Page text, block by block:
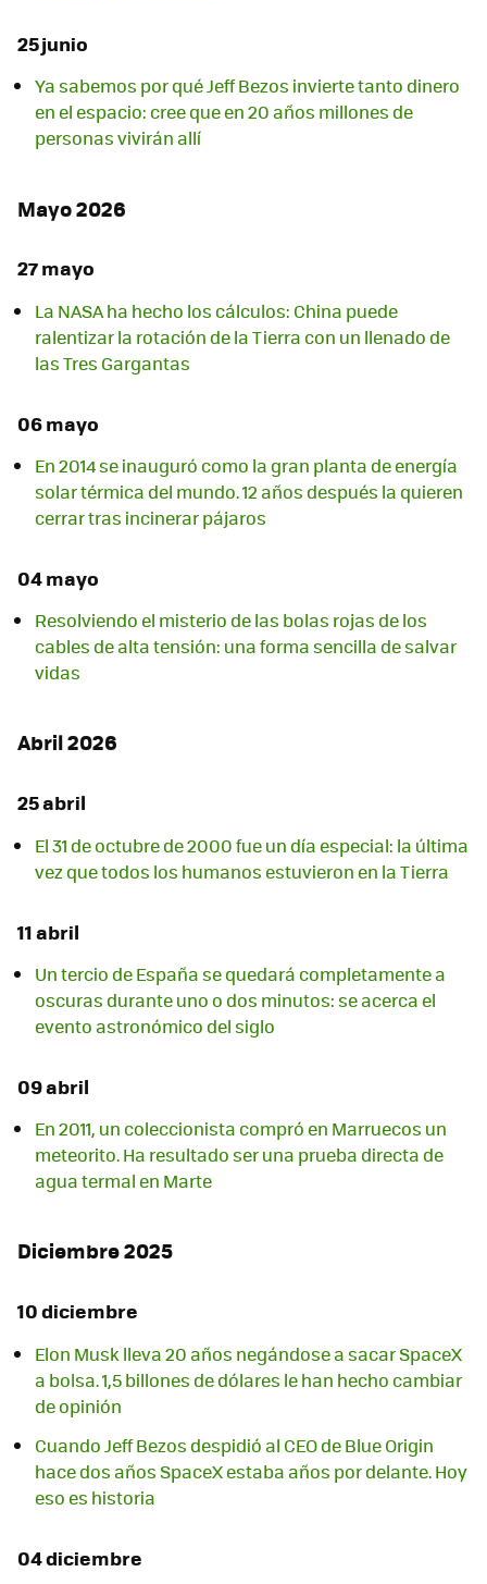
25 junio
Ya sabemos por qué Jeff Bezos invierte tanto dinero
en el espacio: cree que en 20 años millones de
personas vivirán allí
Mayo 2026
27 mayo
La NASA ha hecho los cálculos: China puede
ralentizar la rotación de la Tierra con un llenado de
las Tres Gargantas
06 mayo
En 2014 se inauguró como la gran planta de energía
solar térmica del mundo. 12 años después la quieren
cerrar tras incinerar pájaros
04 mayo
Resolviendo el misterio de las bolas rojas de los
cables de alta tensión: una forma sencilla de salvar
vidas
Abril 2026
25 abril
El 31 de octubre de 2000 fue un día especial: la última
vez que todos los humanos estuvieron en la Tierra
11 abril
Un tercio de España se quedará completamente a
oscuras durante uno o dos minutos: se acerca el
evento astronómico del siglo
09 abril
En 2011, un coleccionista compró en Marruecos un
meteorito. Ha resultado ser una prueba directa de
agua termal en Marte
Diciembre 2025
10 diciembre
Elon Musk lleva 20 años negándose a sacar SpaceX
a bolsa. 1,5 billones de dólares le han hecho cambiar
de opinión
Cuando Jeff Bezos despidió al CEO de Blue Origin
hace dos años SpaceX estaba años por delante. Hoy
eso es historia
04 diciembre